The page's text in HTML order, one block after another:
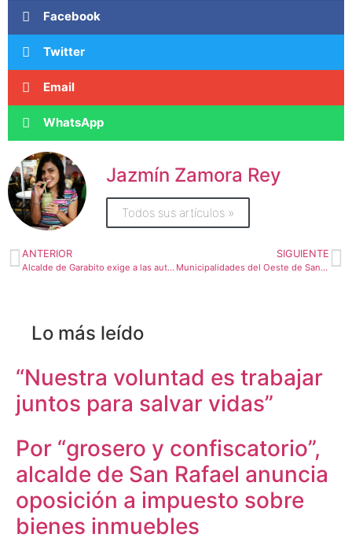
Facebook
Twitter
Email
WhatsApp
Jazmín Zamora Rey
Todos sus artículos »
ANTERIOR
Alcalde de Garabito exige a las autoridades poner fin a fiestas clandestinas
SIGUIENTE
Municipalidades del Oeste de San José de unen para fortalecer sus capacidades como región
Lo más leído
“Nuestra voluntad es trabajar
juntos para salvar vidas”
Por “grosero y confiscatorio”,
alcalde de San Rafael anuncia
oposición a impuesto sobre
bienes inmuebles